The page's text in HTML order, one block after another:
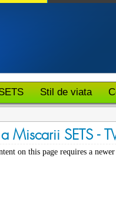
Stil de viata
Miscarii SETS -
on this page requires a